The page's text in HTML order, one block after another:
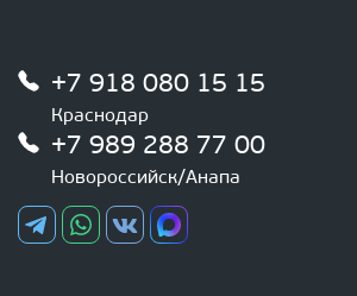
+7 918 080 15 15
Краснодар
+7 989 288 77 00
Новороссийск/Анапа